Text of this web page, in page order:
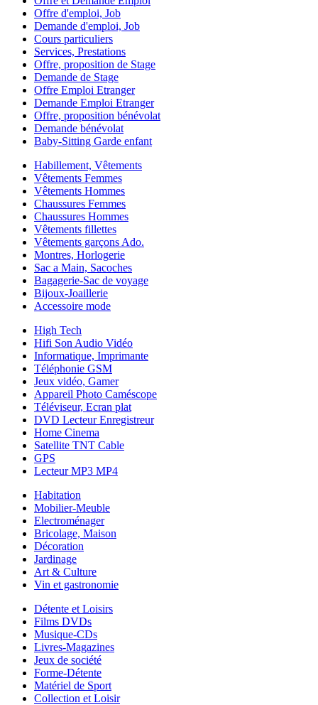
Offre d'emploi, Job
Demande d'emploi, Job
Cours particuliers
Services, Prestations
Offre, proposition de Stage
Demande de Stage
Offre Emploi Etranger
Demande Emploi Etranger
Offre, proposition bénévolat
Demande bénévolat
Baby-Sitting Garde enfant
Habillement, Vêtements
Vêtements Femmes
Vêtements Hommes
Chaussures Femmes
Chaussures Hommes
Vêtements fillettes
Vêtements garçons Ado.
Montres, Horlogerie
Sac a Main, Sacoches
Bagagerie-Sac de voyage
Bijoux-Joaillerie
Accessoire mode
High Tech
Hifi Son Audio Vidéo
Informatique, Imprimante
Téléphonie GSM
Jeux vidéo, Gamer
Appareil Photo Caméscope
Téléviseur, Ecran plat
DVD Lecteur Enregistreur
Home Cinema
Satellite TNT Cable
GPS
Lecteur MP3 MP4
Habitation
Mobilier-Meuble
Electroménager
Bricolage, Maison
Décoration
Jardinage
Art & Culture
Vin et gastronomie
Détente et Loisirs
Films DVDs
Musique-CDs
Livres-Magazines
Jeux de société
Forme-Détente
Matériel de Sport
Collection et Loisir